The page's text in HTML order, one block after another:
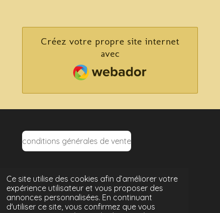
Ce site utilise des cookies afin d’améliorer votre
expérience utilisateur et vous proposer des
annonces personnalisées. En continuant
d'utiliser ce site, vous confirmez que vous
Créez votre propre site internet
avec
Webador
conditions générales de vente
mentions légales
politique de confidentialité